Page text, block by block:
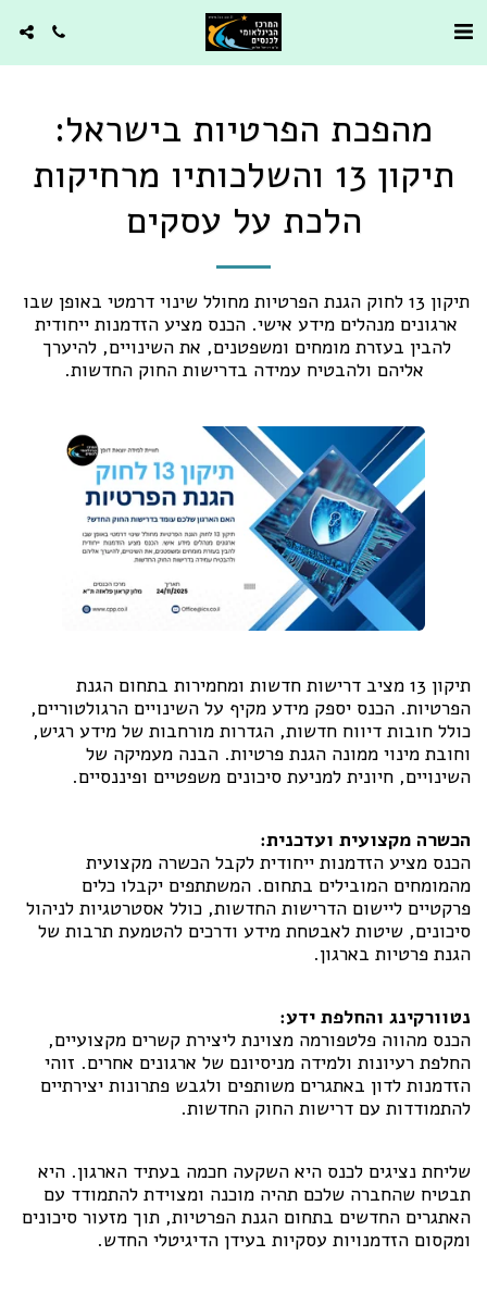
מהפכת הפרטיות בישראל:
תיקון 13 והשלכותיו מרחיקות
הלכת על עסקים
אליהם ולהבטיח עמידה בדרישות החוק החדשות.
תיקון 13 מציב דרישות חדשות ומחמירות בתחום הגנת
הפרטיות. הכנס יספק מידע מקיף על השינויים הרגולטוריים,
כולל חובות דיווח חדשות, הגדרות מורחבות של מידע רגיש,
וחובת מינוי ממונה הגנת פרטיות. הבנה מעמיקה של
השינויים, חיונית למניעת סיכונים משפטיים ופיננסיים.
הכשרה מקצועית ועדכנית:
הכנס מציע הזדמנות ייחודית לקבל הכשרה מקצועית
מהמומחים המובילים בתחום. המשתתפים יקבלו כלים
פרקטיים ליישום הדרישות החדשות, כולל אסטרטגיות לניהול
סיכונים, שיטות לאבטחת מידע ודרכים להטמעת תרבות של
הגנת פרטיות בארגון.
נטוורקינג והחלפת ידע:
הכנס מהווה פלטפורמה מצוינת ליצירת קשרים מקצועיים,
החלפת רעיונות ולמידה מניסיונם של ארגונים אחרים. זוהי
הזדמנות לדון באתגרים משותפים ולגבש פתרונות יצירתיים
להתמודדות עם דרישות החוק החדשות.
שליחת נציגים לכנס היא השקעה חכמה בעתיד הארגון. היא
תבטיח שהחברה שלכם תהיה מוכנה ומצוידת להתמודד עם
האתגרים החדשים בתחום הגנת הפרטיות, תוך מזעור סיכונים
ומקסום הזדמנויות עסקיות בעידן הדיגיטלי החדש.